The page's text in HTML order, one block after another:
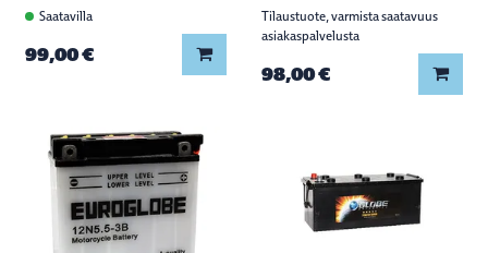
Saatavilla
99,00 € Lisää koriin
Tilaustuote, varmista saatavuus
asiakaspalvelusta
98,00 €